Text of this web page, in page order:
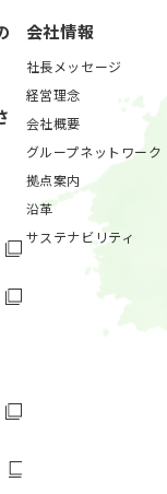
会社情報
社長メッセージ
経営理念
会社概要
グループネットワーク
拠点案内
沿革
サステナビリティ